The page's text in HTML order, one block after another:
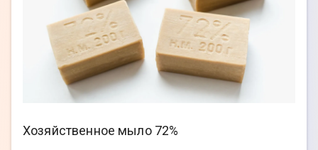
Хозяйственное мыло 72%